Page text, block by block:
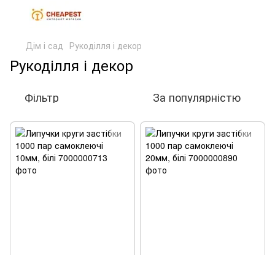
Дім і сад Рукоділля і декор
Рукоділля і декор
Фільтр За популярністю